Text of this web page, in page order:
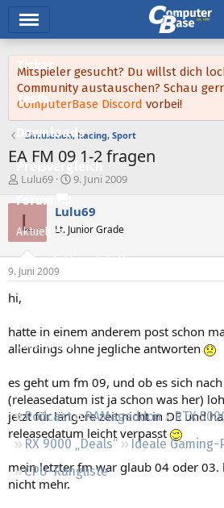
Ticker
Tests
Downloads
Preisvergleich
Forum
Aktuelles
Empfohlene Inhalte
Leserartikel
Podcast RAMageddon
RTX
RX 9000 „Deals“
Ideale Gaming-
CPU-Rangliste
Mitspieler gesucht? Du willst dich
Community austauschen? Schau
ComputerBase Discord vorbei!
Simulation, Racing, Sport
EA FM 09 1-2 fragen
E
r
s
e
e
Lulu69
E
s
e
t
9. Juni 2009
L Lulu69
Lt. Junior Grade
9. Juni 2009
hi,
hatte in einem anderem post schon
allerdings ohne jegliche antworten
es geht um fm 09, und ob es sich
(releasedatum ist ja schon was her)
jetzt für längere zeit nicht in DE und
releasedatum leicht verpasst
mein letzter fm war glaub 04 oder 03.
nicht mehr.